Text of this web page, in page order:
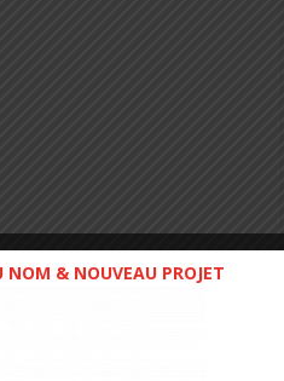
NOM & NOUVEAU PROJET